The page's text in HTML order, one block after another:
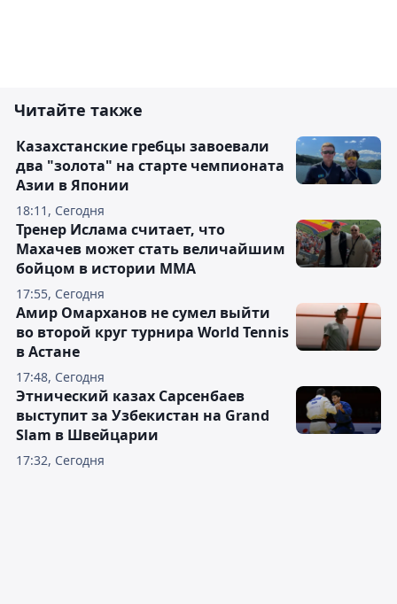
Читайте также
18:11, Сегодня
Казахстанские гребцы завоевали
два "золота" на старте чемпионата
Азии в Японии
17:55, Сегодня
Тренер Ислама считает, что
Махачев может стать величайшим
бойцом в истории ММА
17:48, Сегодня
Амир Омарханов не сумел выйти
во второй круг турнира World Tennis
в Астане
17:32, Сегодня
Этнический казах Сарсенбаев
выступит за Узбекистан на Grand
Slam в Швейцарии